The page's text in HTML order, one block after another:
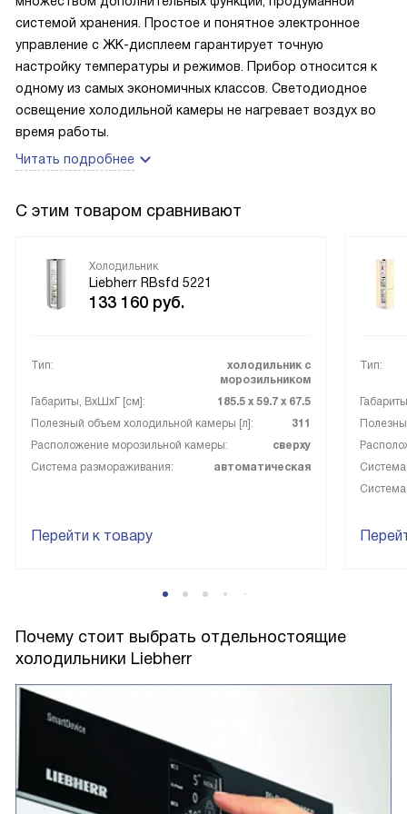
удовольствием.
системой хранения. Простое и понятное электронное
управление с ЖК-дисплеем гарантирует точную
настройку температуры и режимов. Прибор относится к
одному из самых экономичных классов. Светодиодное
освещение холодильной камеры не нагревает воздух во
время работы.
Читать подробнее
С этим товаром сравнивают
Холодильник
Liebherr RBsfd 5221
133 160 руб.
Тип:
холодильник с
морозильником
Габариты, ВxШxГ [см]:
185.5 х 59.7 х 67.5
Полезный объем холодильной камеры [л]:
311
Расположение морозильной камеры:
сверху
Система размораживания:
автоматическая
Перейти к товару
Тип:
Почему стоит выбрать отдельностоящие
холодильники Liebherr